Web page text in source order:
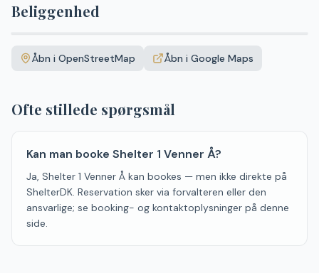
Beliggenhed
+Åbn i OpenStreetMap Åbn i Google Maps
Ofte stillede spørgsmål
Kan man booke Shelter 1 Venner Å?
Ja, Shelter 1 Venner Å kan bookes — men ikke direkte på
ShelterDK. Reservation sker via forvalteren eller den
ansvarlige; se booking- og kontaktoplysninger på denne
side.